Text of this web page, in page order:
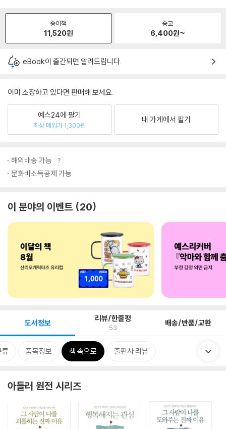
종이책
11,520원
중고
6,400원~
eBook이 출간되면 알려드립니다.
이미 소장하고 있다면 판매해 보세요.
예스24에 팔기
최상 매입가 1,300원
내 가게에서 팔기
해외배송 가능
문화비소득공제 가능
이 분야의 이벤트 20
도서정보 리뷰/한줄평
53 배송/반품/교환
류 품목정보 책 속으로 출판사 리뷰
아들러 원전 시리즈